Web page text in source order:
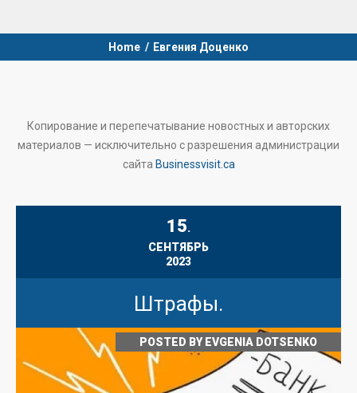
Home / Евгения Доценко
Копирование и перепечатывание новостных и авторских
материалов — исключительно с разрешения администрации
сайта Businessvisit.ca
15.
СЕНТЯБРЬ
2023
Штрафы.
POSTED BY EVGENIA DOTSENKO